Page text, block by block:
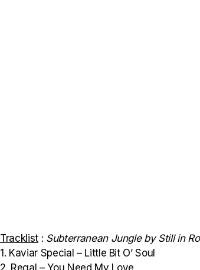
Tracklist: Subterranean Jungle by Still in
1. Kaviar Special – Little Bit O’ Soul
2. Regal – You Need My Love